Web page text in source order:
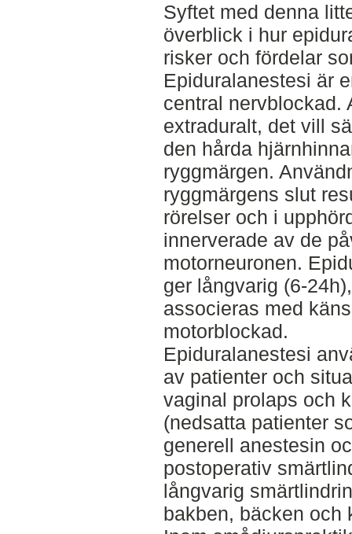
Syftet med denna
överblick i hur
risker och fördelar
Epiduralanestesi är
central nervblockad.
extraduralt, det vill
den hårda
ryggmärgen.
ryggmärgens slut
rörelser och i
innerverade av de
motorneuronen.
ger långvarig (6-
associeras med
motorblockad.
Epiduralanestesi
av patienter och
vaginal prolaps och
(nedsatta patienter
generell anestesin
postoperativ
långvarig
bakben, bäcken och